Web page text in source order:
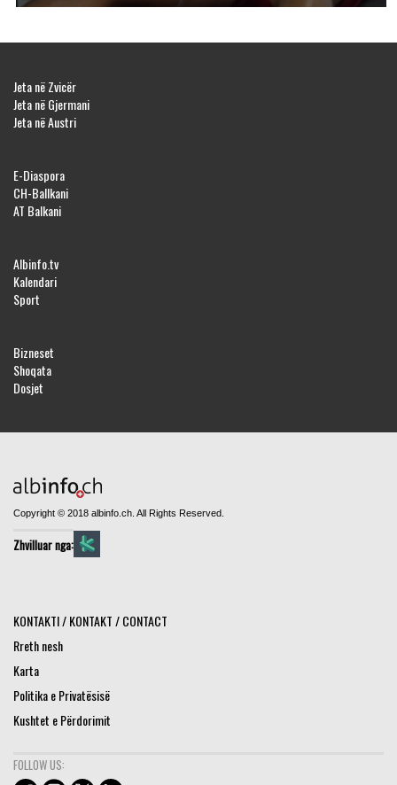
Jeta në Zvicër
Jeta në Gjermani
Jeta në Austri
E-Diaspora
CH-Ballkani
AT Balkani
Albinfo.tv
Kalendari
Sport
Bizneset
Shoqata
Dosjet
Copyright © 2018 albinfo.ch. All Rights Reserved.
Zhvilluar nga:
KONTAKTI / KONTAKT / CONTACT
Rreth nesh
Karta
Politika e Privatësisë
Kushtet e Përdorimit
FOLLOW US: